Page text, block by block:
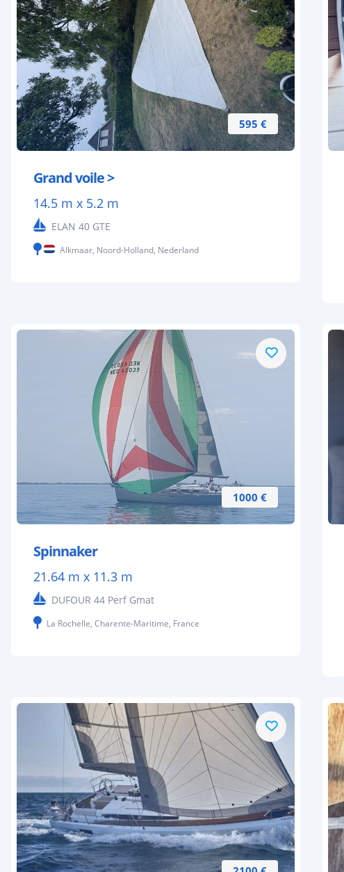
595 €
Grand voile >
14.5 m x 5.2 m
ELAN 40 GTE
Alkmaar, Noord-Holland, Nederland
1000 €
Spinnaker
21.64 m x 11.3 m
DUFOUR 44 Perf Gmat
La Rochelle, Charente-Maritime, France